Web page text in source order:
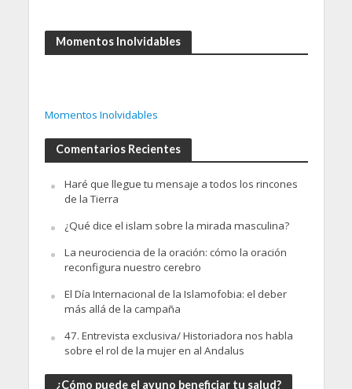
Momentos Inolvidables
Momentos Inolvidables
Comentarios Recientes
Haré que llegue tu mensaje a todos los rincones
de la Tierra
¿Qué dice el islam sobre la mirada masculina?
La neurociencia de la oración: cómo la oración
reconfigura nuestro cerebro
El Día Internacional de la Islamofobia: el deber
más allá de la campaña
47. Entrevista exclusiva/ Historiadora nos habla
sobre el rol de la mujer en al Andalus
¿Cómo puede el ayuno beneficiar tu salud?